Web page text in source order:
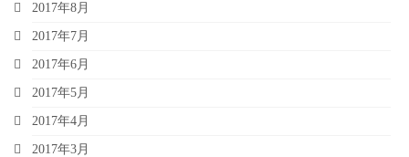
2017年8月
2017年7月
2017年6月
2017年5月
2017年4月
2017年3月